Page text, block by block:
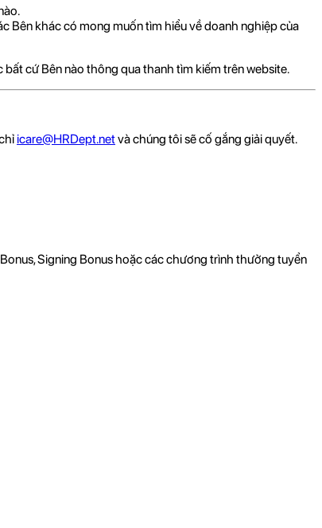
Bên khác có mong muốn tìm hiểu về doanh nghiệp của
cứ Bên nào thông qua thanh tìm kiếm trên website.
icare@HRDept.netvà chúng tôi sẽ cố gắng giải quyết.
Signing Bonus hoặc các chương trình thưởng tuyển